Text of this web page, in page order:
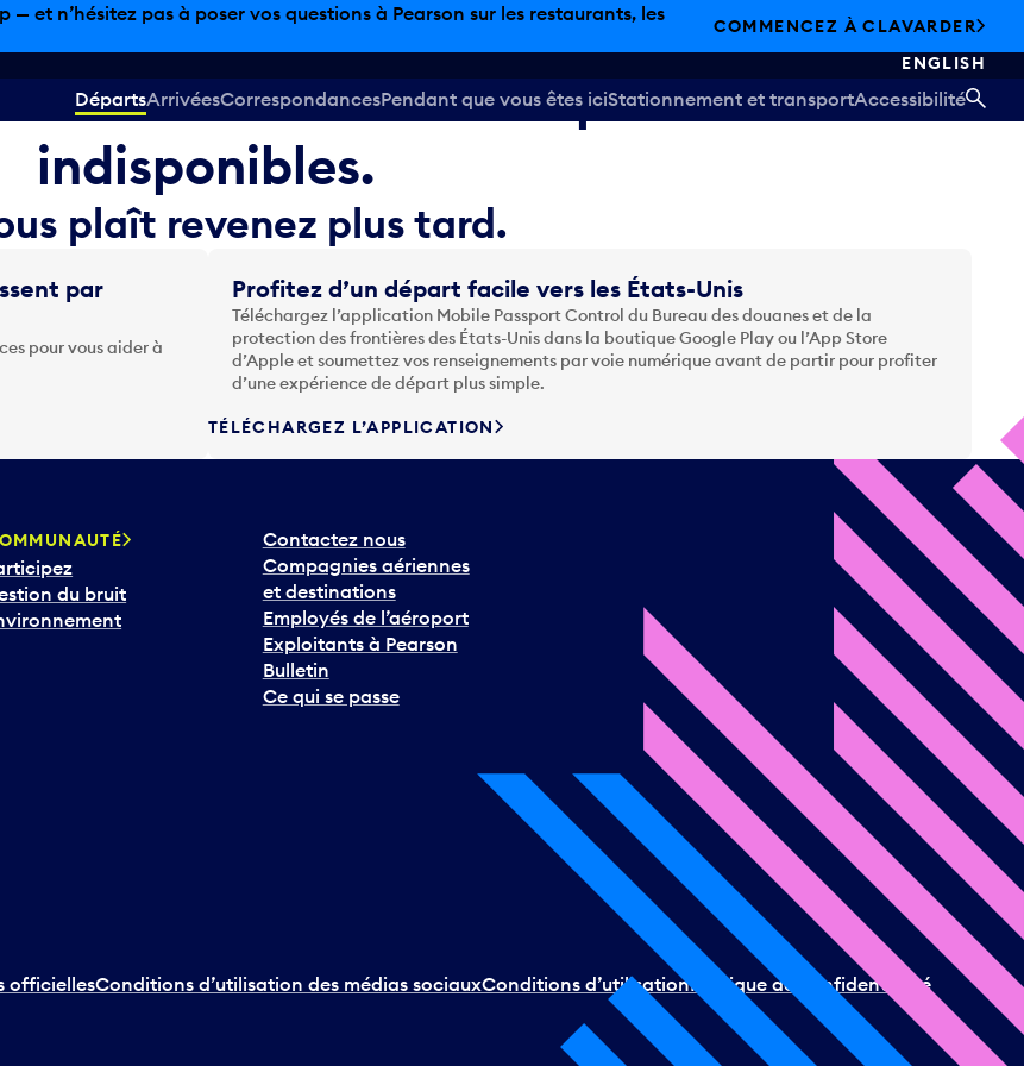
et n’hésitez pas à poser vos questions à Pearson sur les restaurants, les
COMMENCEZ À CLAVARDER
ENGLISH
DépartsArrivéesCorrespondancesPendant que vous êtes iciStationnement et transportAccessibilité
sur le vol sont temporairement
indisponibles.
plaît revenez plus tard.
par
pour vous aider à
Profitez d’un départ facile vers les États-Unis
Téléchargez l’application Mobile Passport Control du Bureau des douanes et de la
protection des frontières des États-Unis dans la boutique Google Play ou l’App Store
d’Apple et soumettez vos renseignements par voie numérique avant de partir pour profiter
d’une expérience de départ plus simple.
TÉLÉCHARGEZ L’APPLICATION
du bruit
Contactez nous
Compagnies aériennes
et destinations
Employés de l’aéroport
Exploitants à Pearson
Bulletin
Ce qui se passe
officiellesConditions d’utilisation des médias sociauxConditions d’utilisationPolitique de confidentialité